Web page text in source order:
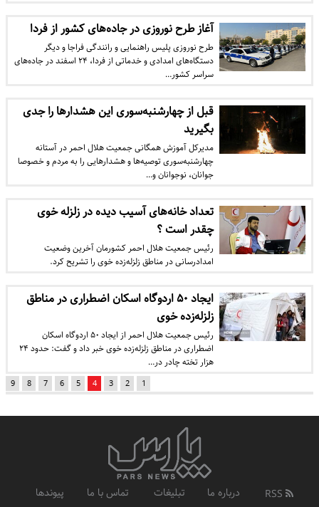
آغاز طرح نوروزی در جاده‌های کشور از فردا
طرح نوروزی پلیس راهنمایی و رانندگی فراجا و دیگر
دستگاه‌های امدادی و خدماتی از فردا، ٢۴ اسفند در جاده‌های
سراسر کشور…
قبل از چهارشنبه‌سوری این هشدارها را جدی
بگیرید
مدیرکل آموزش همگانی جمعیت هلال احمر در آستانه
چهارشنبه‌سوری توصیه‌ها و هشدارهایی را به مردم و خصوصا
جوانان، نوجوانان و…
تعداد خانه‌های آسیب دیده در زلزله خوی
چقدر است ؟
رئیس جمعیت هلال احمر کشورمان آخرین وضعیت
امدادرسانی در مناطق زلزله‌زده خوی را تشریح کرد.
ایجاد ۵۰ اردوگاه اسکان اضطراری در مناطق
زلزله‌زده خوی
رئیس جمعیت هلال احمر از ایجاد ۵۰ اردوگاه اسکان
اضطراری در مناطق زلزله‌زده خوی خبر داد و گفت: حدود ۲۴
هزار تخته چادر در…
1
2
3
4
5
6
7
8
9
درباره ما تبلیغات تماس با ما پیوندها